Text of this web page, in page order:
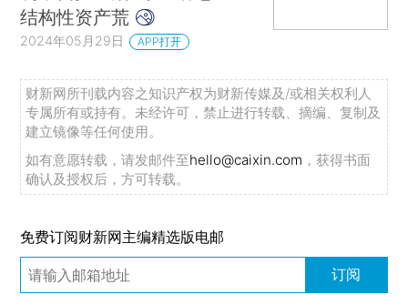
结构性资产荒
2024年05月29日 APP打开
财新网所刊载内容之知识产权为财新传媒及/或相关权利人
专属所有或持有。未经许可，禁止进行转载、摘编、复制及
建立镜像等任何使用。
如有意愿转载，请发邮件至hello@caixin.com ，获得书面
确认及授权后，方可转载。
免费订阅财新网主编精选版电邮
订阅